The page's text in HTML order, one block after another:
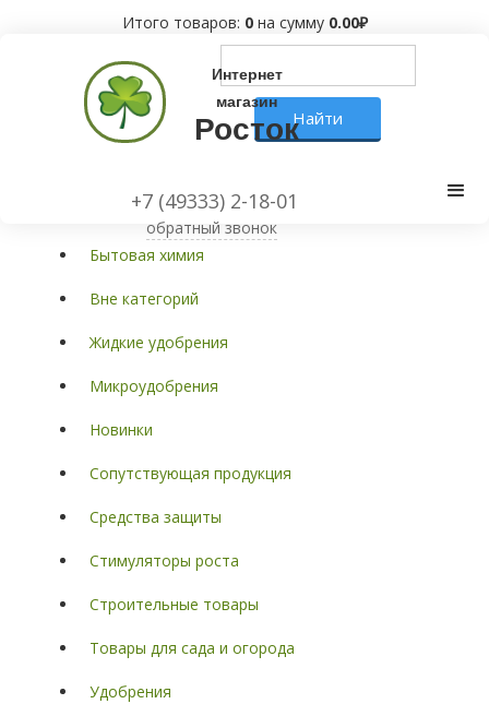
Итого товаров: 0 на сумму 0.00₽
Интернет
магазин
Росток
+7 (49333) 2-18-01
обратный звонок
Каталог товаров
Бытовая химия
Вне категорий
Жидкие удобрения
Микроудобрения
Новинки
Сопутствующая продукция
Средства защиты
Стимуляторы роста
Строительные товары
Товары для сада и огорода
Удобрения